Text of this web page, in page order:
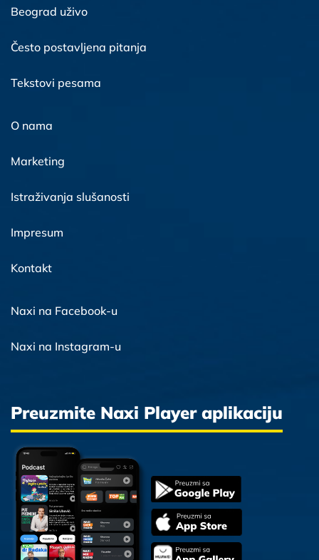
Beograd uživo
Često postavljena pitanja
Tekstovi pesama
O nama
Marketing
Istraživanja slušanosti
Impresum
Kontakt
Naxi na Facebook-u
Naxi na Instagram-u
Preuzmite Naxi Player aplikaciju